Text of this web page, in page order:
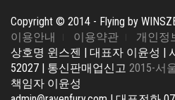
Copyright © 2014 - Flying by
이용안내
이용약관
개인정
상호명 윈스젠 | 대표자 이윤성 |
52027 | 통신판매업신고 2015-서
책임자 이윤성